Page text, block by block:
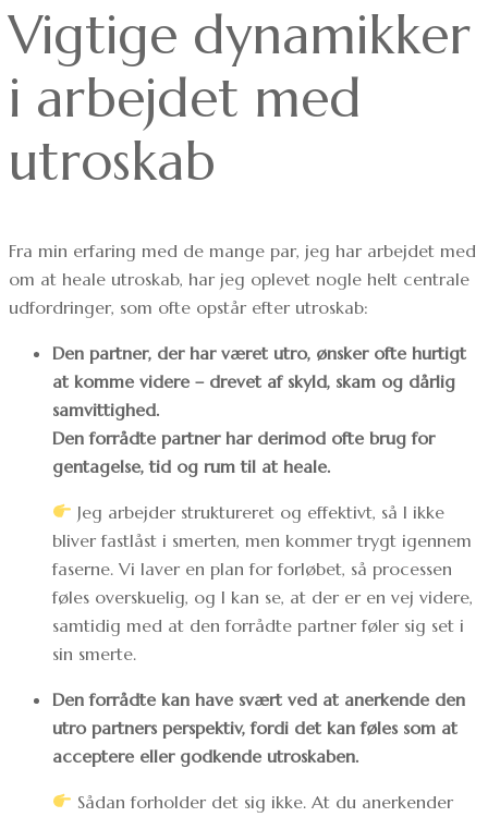
Vigtige dynamikker
i arbejdet med
utroskab
Fra min erfaring med de mange par, jeg har arbejdet med
om at heale utroskab, har jeg oplevet nogle helt centrale
udfordringer, som ofte opstår efter utroskab:
Den partner, der har været utro, ønsker ofte hurtigt
at komme videre – drevet af skyld, skam og dårlig
samvittighed.
Den forrådte partner har derimod ofte brug for
gentagelse, tid og rum til at heale.
Jeg arbejder struktureret og effektivt, så I ikke
bliver fastlåst i smerten, men kommer trygt igennem
faserne. Vi laver en plan for forløbet, så processen
føles overskuelig, og I kan se, at der er en vej videre,
samtidig med at den forrådte partner føler sig set i
sin smerte.
Den forrådte kan have svært ved at anerkende den
utro partners perspektiv, fordi det kan føles som at
acceptere eller godkende utroskaben.
Sådan forholder det sig ikke. At du anerkender